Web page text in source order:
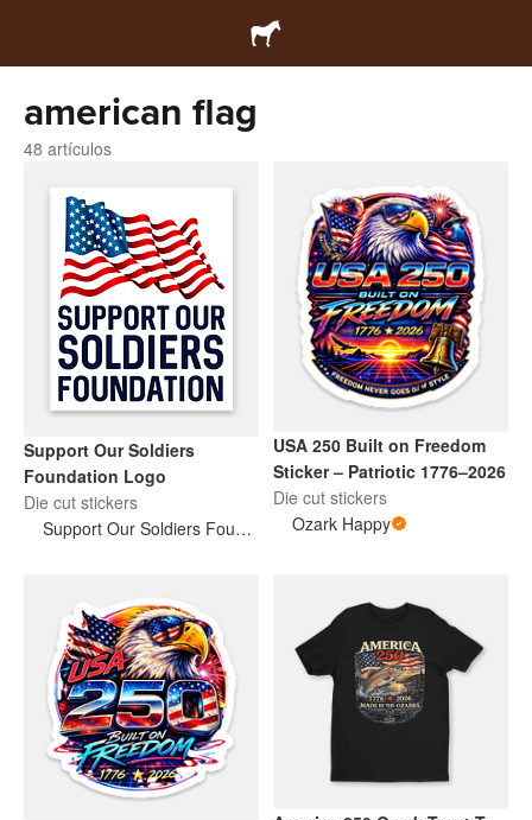
american flag
48 artículos
Support Our Soldiers
Foundation Logo
Die cut stickers
Support Our Soldiers Foundation
USA 250 Built on Freedom
Sticker – Patriotic 1776–2026
Die cut stickers
Ozark Happy